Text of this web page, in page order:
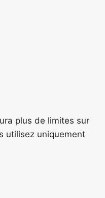
plus de limites sur
utilisez uniquement